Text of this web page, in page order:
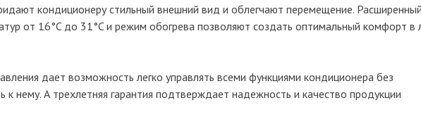
кондиционеру стильный внешний вид и облегчают перемещение. Расширенный
от 16°C до 31°C и режим обогрева позволяют создать оптимальный комфорт в
дает возможность легко управлять всеми функциями кондиционера без
нему. А трехлетняя гарантия подтверждает надежность и качество продукции